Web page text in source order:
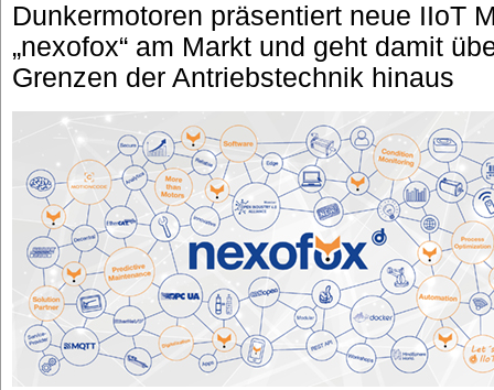
Dunkermotoren präsentiert neue IIoT
„nexofox“ am Markt und geht damit
Grenzen der Antriebstechnik hinaus